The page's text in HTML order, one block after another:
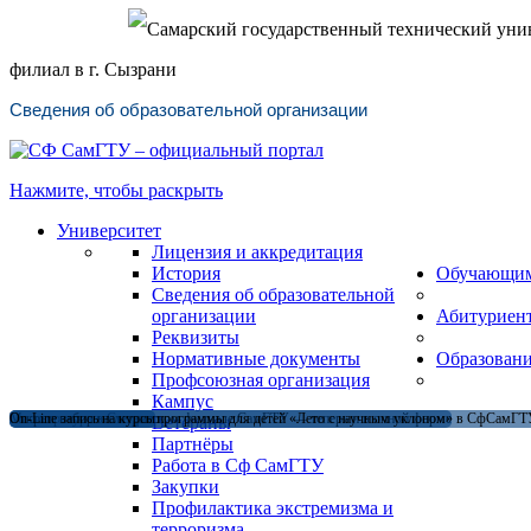
Самарский государственный технический
филиал в г. Сызрани
Сведения об образовательной организации
Нажмите, чтобы раскрыть
Университет
Лицензия и аккредитация
История
Сведения об образовательной
организации
Реквизиты
Нормативные документы
Профсоюзная организация
Кампус
Ветераны
Партнёры
Работа в Сф СамГТУ
Закупки
Профилактика экстремизма и
Магистратура в Сызранском филиале СамГТУ — теперь и в очной форме
Открыт набор на летние программы для детей «Лето с научным уклоном» в
On-Line запись на курсы